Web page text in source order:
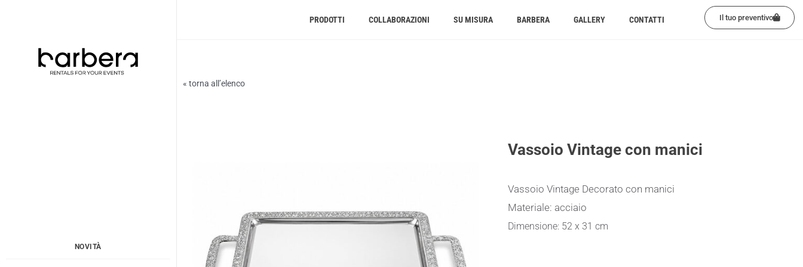
contenuto
NOVITÀ
PRODOTTI COLLABORAZIONI SU MISURA BARBERA GALLERY CONTATTI Il tuo preventivo
« torna all’elenco
Vassoio Vintage con manici
Vassoio Vintage Decorato con manici
Materiale: acciaio
Dimensione: 52 x 31 cm